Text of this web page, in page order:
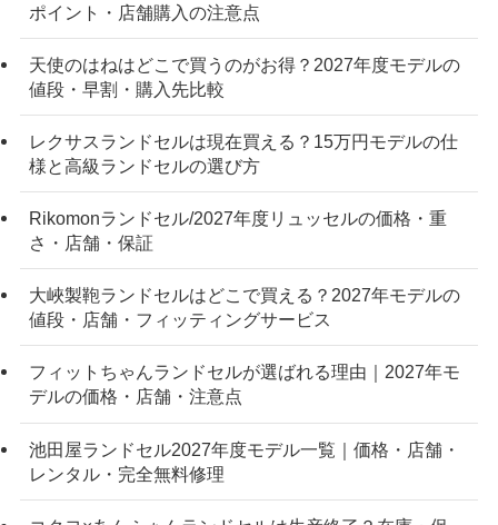
ポイント・店舗購入の注意点
天使のはねはどこで買うのがお得？2027年度モデルの
値段・早割・購入先比較
レクサスランドセルは現在買える？15万円モデルの仕
様と高級ランドセルの選び方
Rikomonランドセル/2027年度リュッセルの価格・重
さ・店舗・保証
大峽製鞄ランドセルはどこで買える？2027年モデルの
値段・店舗・フィッティングサービス
フィットちゃんランドセルが選ばれる理由｜2027年モ
デルの価格・店舗・注意点
池田屋ランドセル2027年度モデル一覧｜価格・店舗・
レンタル・完全無料修理